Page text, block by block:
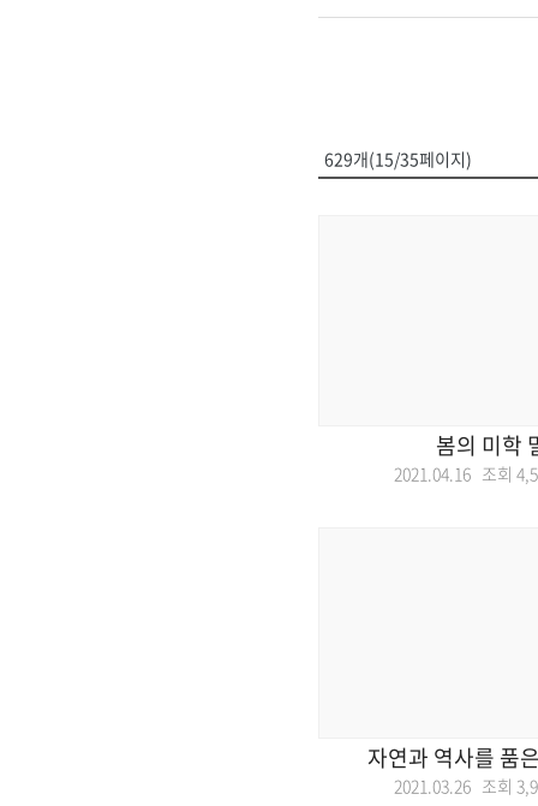
629개(15/35페이지)
봄의 미학
2021.04.16 조회
자연과 역사를 품
2021.03.26 조회